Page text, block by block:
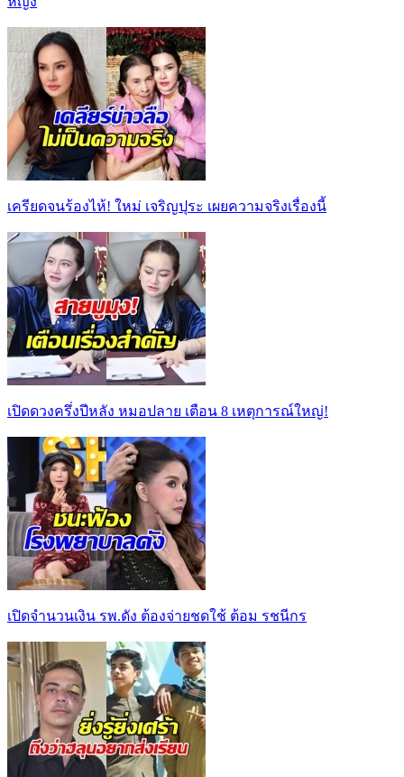
เครียดจนร้องไห้! ใหม่ เจริญปุระ เผยความจริงเรื่องนี้
เปิดดวงครึ่งปีหลัง หมอปลาย เตือน 8 เหตุการณ์ใหญ่!
เปิดจำนวนเงิน รพ.ดัง ต้องจ่ายชดใช้ ต้อม รชนีกร